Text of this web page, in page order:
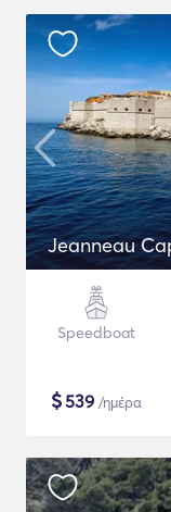
Jeanneau
Speedboat
$539 /ημέρα